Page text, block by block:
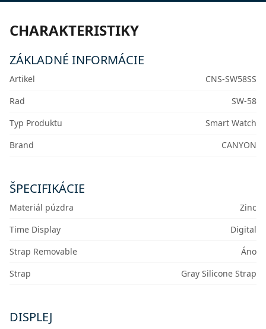
CHARAKTERISTIKY
ZÁKLADNÉ INFORMÁCIE
Artikel
CNS-SW58SS
Rad
SW-58
Typ Produktu
Smart Watch
Brand
CANYON
ŠPECIFIKÁCIE
Materiál púzdra
Zinc
Time Display
Digital
Strap Removable
Áno
Strap
Gray Silicone Strap
DISPLEJ